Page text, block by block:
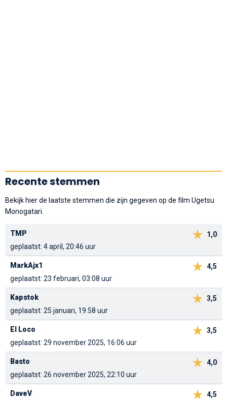
Recente stemmen
Bekijk hier de laatste stemmen die zijn gegeven op de film Ugetsu
Monogatari.
1,0
TMP
geplaatst: 4 april, 20:46 uur
4,5
MarkAjx1
geplaatst: 23 februari, 03:08 uur
3,5
Kapstok
geplaatst: 25 januari, 19:58 uur
3,5
El Loco
geplaatst: 29 november 2025, 16:06 uur
4,0
Basto
geplaatst: 26 november 2025, 22:10 uur
4,5
DaveV